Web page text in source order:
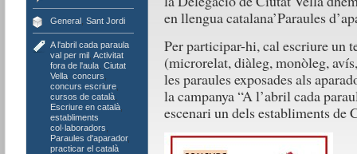
General, Sant Jordi
A l'abril cada paraula
val per mil, Activitat
fora de l'aula, Ciutat
Vella, concurs
concurs escriure,
cursos de català,
Escriure en català,
establiments
col·laboradors
Paraules d'aparador,
practicar el català
en llengua catalana’Paraules
Per participar-hi, cal escriure un
(microrelat, diàleg, monòleg,
les paraules exposades als
la campanya “A l’abril cada
escenari un dels establiments de